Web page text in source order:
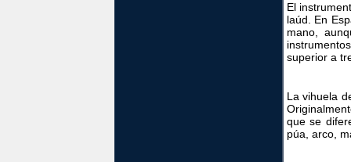
El
laúd. En
mano,
superior a
La vihuela
que se
púa, arco,